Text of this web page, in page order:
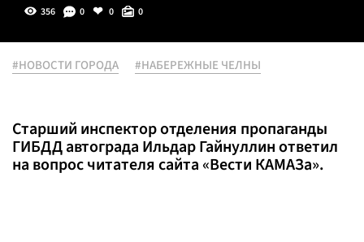
356 0 0 0
#НОВОСТИ ГОРОДА #НАБЕРЕЖНЫЕ ЧЕЛНЫ
Старший инспектор отделения пропаганды
ГИБДД автограда Ильдар Гайнуллин ответил
на вопрос читателя сайта «Вести КАМАЗа».